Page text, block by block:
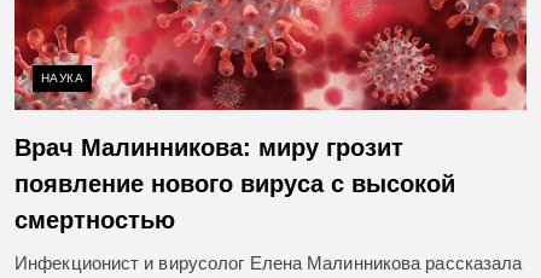
НАУКА
Врач Малинникова: миру грозит
появление нового вируса с высокой
смертностью
Инфекционист и вирусолог Елена Малинникова рассказала